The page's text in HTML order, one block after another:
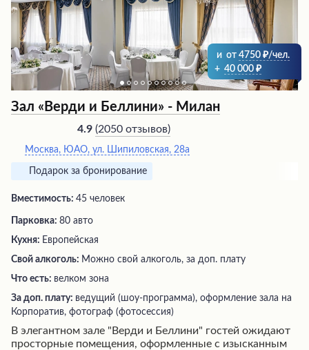
и от 4750
/чел.
+ 40 000
Зал «Верди и Беллини» - Милан
4.9 (2050 отзывов)
Москва, ЮАО, ул. Шипиловская, 28а
Подарок за бронирование
Вместимость: 45 человек
Парковка: 80 авто
Кухня: Европейская
Свой алкоголь: Можно свой алкоголь, за доп. плату
Что есть: велком зона
За доп. плату: ведущий (шоу-программа), оформление зала на
Корпоратив, фотограф (фотосессия)
В элегантном зале "Верди и Беллини" гостей ожидают
просторные помещения, оформленные с изысканным